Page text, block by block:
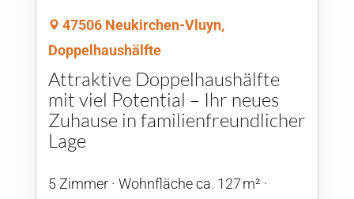
47506 Neukirchen-Vluyn,
Doppelhaushälfte
Attraktive Doppelhaushälfte
mit viel Potential – Ihr neues
Zuhause in familienfreundlicher
Lage
5 Zimmer
Wohnfläche ca. 127 m²